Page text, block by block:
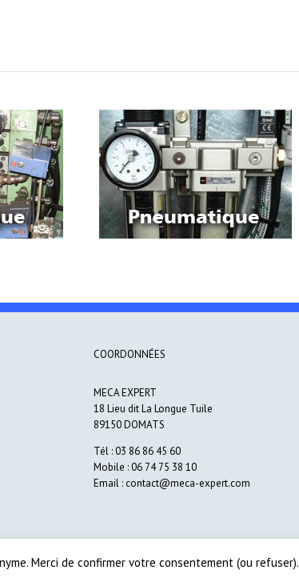
COORDONNÉES
MECA EXPERT
18 Lieu dit La Longue Tuile
89150 DOMATS
Tél : 03 86 86 45 60
Mobile : 06 74 75 38 10
Email : contact@meca-expert.com
Merci de confirmer votre consentement (ou refuser).